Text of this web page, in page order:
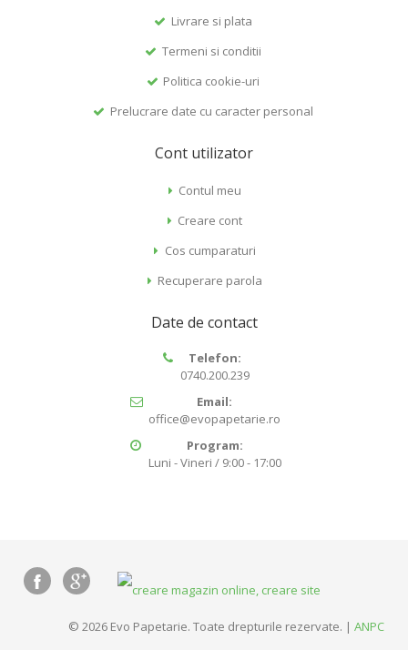
Livrare si plata
Termeni si conditii
Politica cookie-uri
Prelucrare date cu caracter personal
Cont utilizator
Contul meu
Creare cont
Cos cumparaturi
Recuperare parola
Date de contact
Telefon:
0740.200.239
Email:
office@evopapetarie.ro
Program:
Luni - Vineri / 9:00 - 17:00
© 2026 Evo Papetarie. Toate drepturile rezervate. | ANPC